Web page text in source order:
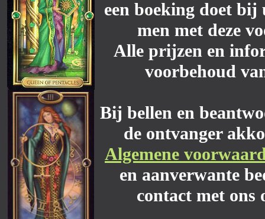
een boeking doet bij
men met deze
Alle prijzen en
voorbehoud
Bij bellen en
de ontvanger
Algemene
en aanverwante
contact met ons